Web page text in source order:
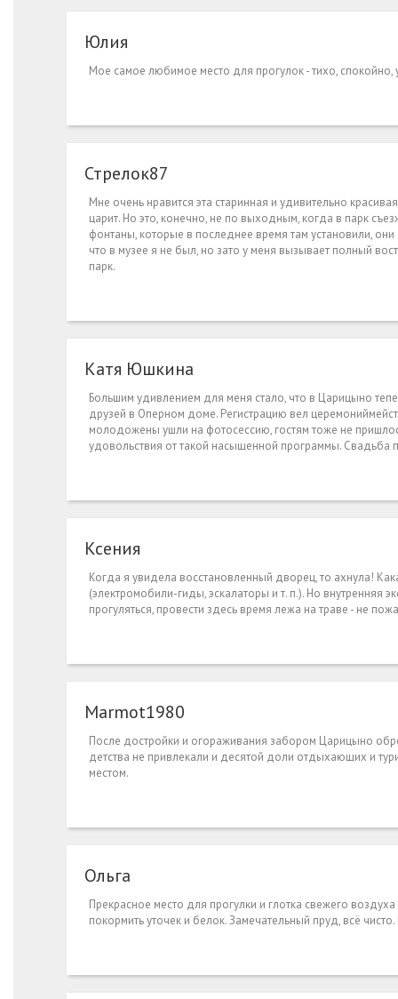
Юлия
Мое самое любимое место для прогулок - тихо,
Стрелок87
Мне очень нравится эта старинная и удивительно
царит. Но это, конечно, не по выходным, когда в парк
фонтаны, которые в последнее время там установили,
что в музее я не был, но зато у меня вызывает полный
парк.
Катя Юшкина
Большим удивлением для меня стало, что в Царицыно
друзей в Оперном доме. Регистрацию вел
молодожены ушли на фотосессию, гостям тоже не
удовольствия от такой насыщенной программы.
Ксения
Когда я увидела восстановленный дворец, то ахнула!
(электромобили-гиды, эскалаторы и т. п.). Но внутренняя
прогуляться, провести здесь время лежа на траве - не
Marmot1980
После достройки и огораживания забором Царицыно
детства не привлекали и десятой доли отдыхающих и
местом.
Ольга
Прекрасное место для прогулки и глотка свежего
покормить уточек и белок. Замечательный пруд, всё